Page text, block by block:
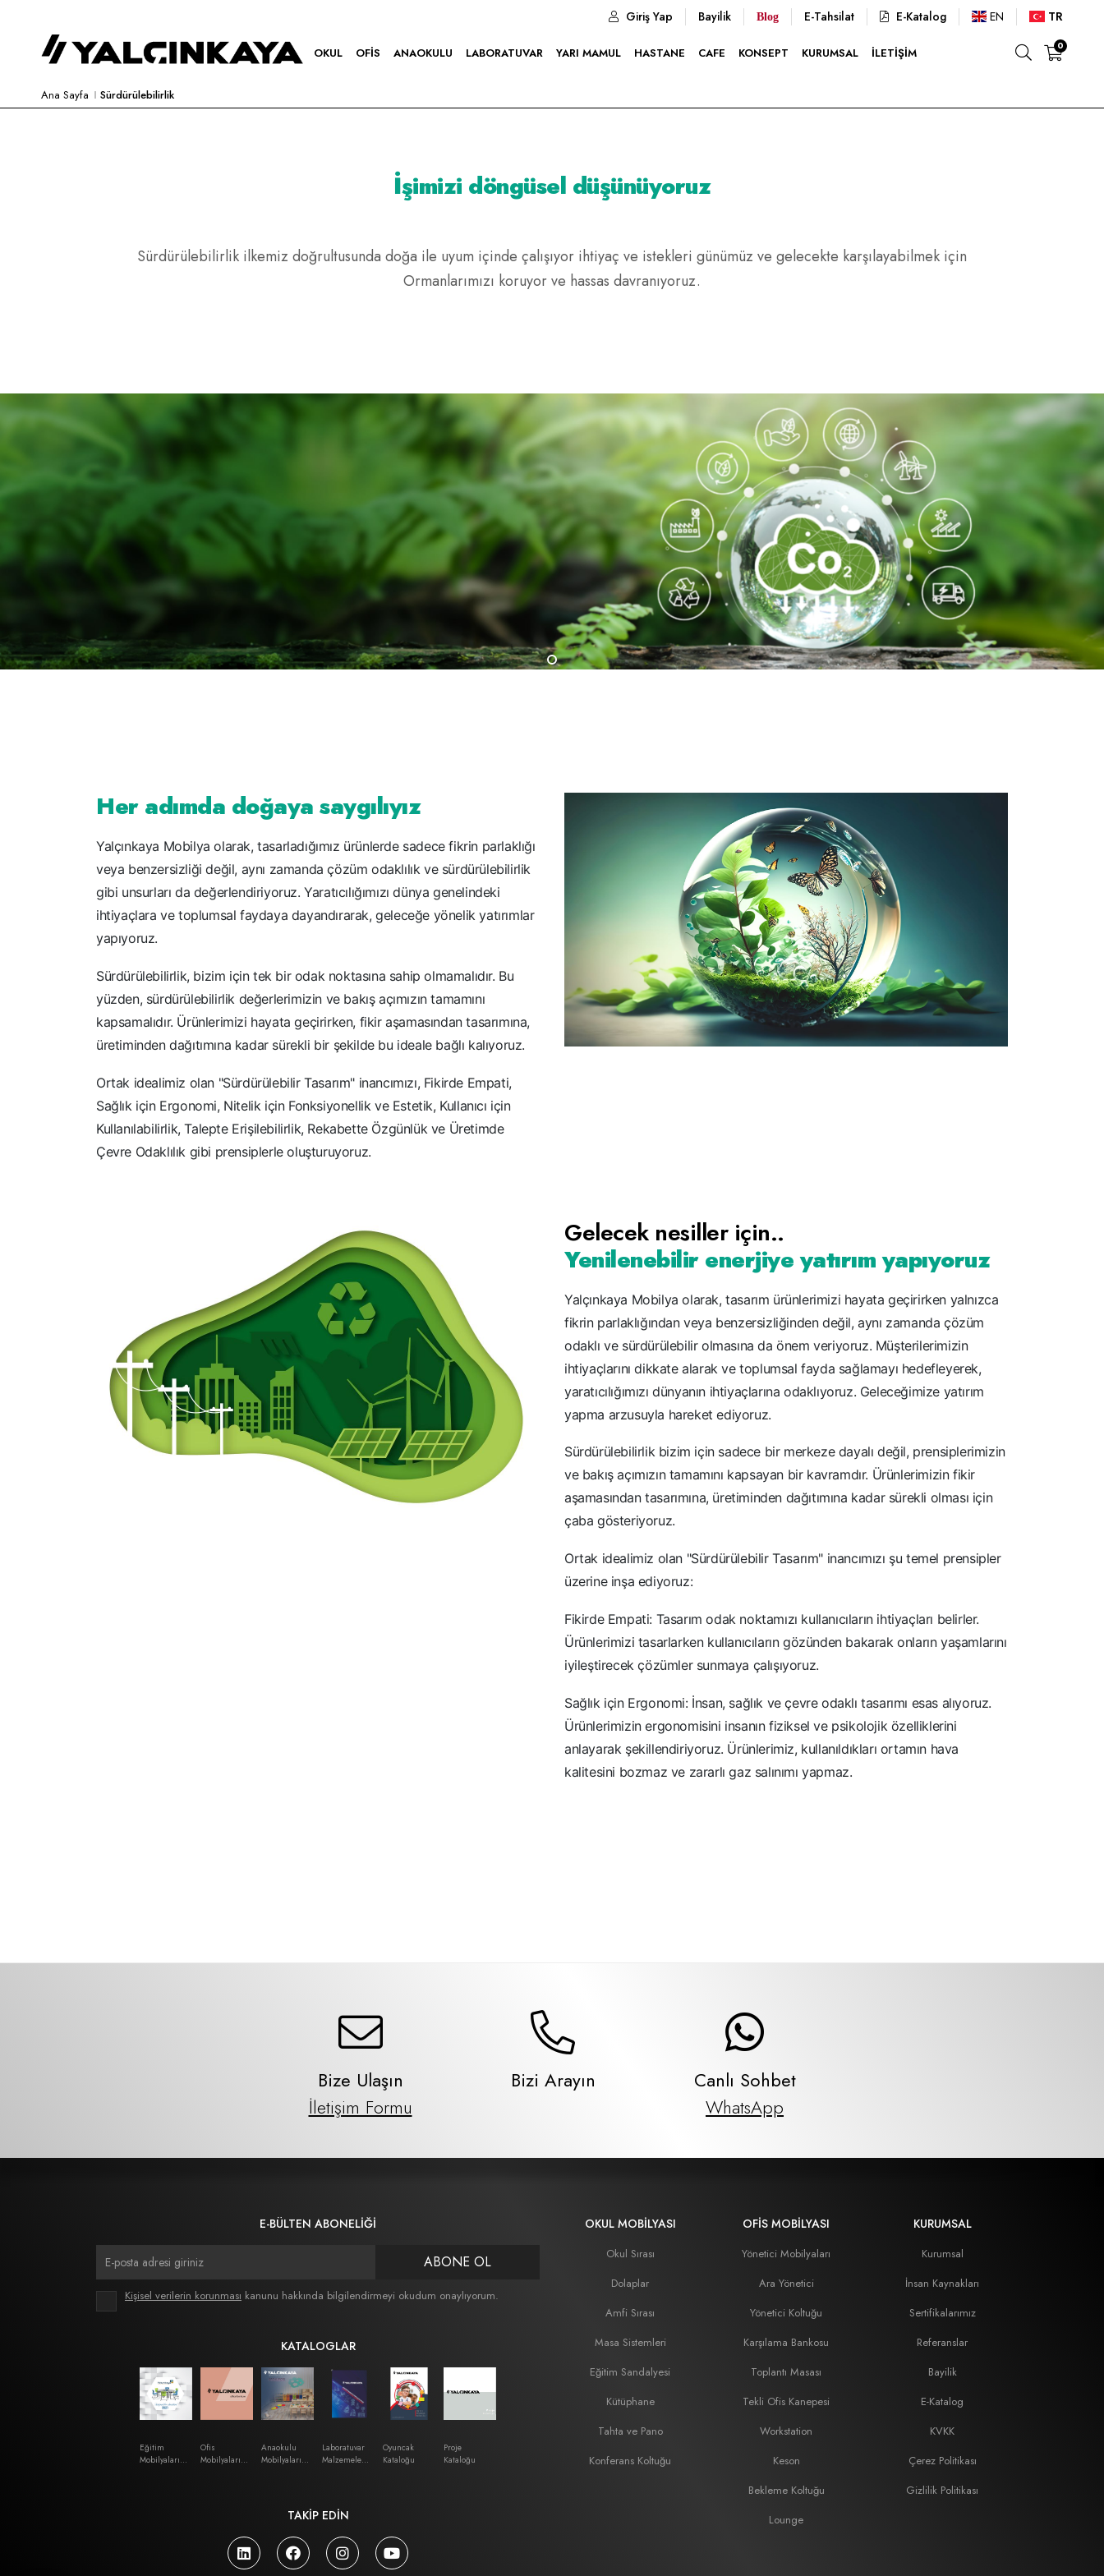
Giriş Yap Bayilik Blog E-Tahsilat E-Katalog EN TR
OKUL OFIS ANAOKULU LABORATUVAR YARI MAMUL HASTANE CAFE KONSEPT KURUMSAL İLETIŞIM 0
Ana Sayfa Sürdürülebilirlik
İşimizi döngüsel düşünüyoruz
Sürdürülebilirlik ilkemiz doğrultusunda doğa ile uyum içinde çalışıyor ihtiyaç ve istekleri günümüz ve gelecekte karşılayabilmek için
Ormanlarımızı koruyor ve hassas davranıyoruz.
Her adımda doğaya saygılıyız
Yalçınkaya Mobilya olarak, tasarladığımız ürünlerde sadece fikrin parlaklığı
veya benzersizliği değil, aynı zamanda çözüm odaklılık ve sürdürülebilirlik
gibi unsurları da değerlendiriyoruz. Yaratıcılığımızı dünya genelindeki
ihtiyaçlara ve toplumsal faydaya dayandırarak, geleceğe yönelik yatırımlar
yapıyoruz.
Sürdürülebilirlik, bizim için tek bir odak noktasına sahip olmamalıdır. Bu
yüzden, sürdürülebilirlik değerlerimizin ve bakış açımızın tamamını
kapsamalıdır. Ürünlerimizi hayata geçirirken, fikir aşamasından tasarımına,
üretiminden dağıtımına kadar sürekli bir şekilde bu ideale bağlı kalıyoruz.
Ortak idealimiz olan "Sürdürülebilir Tasarım" inancımızı, Fikirde Empati,
Sağlık için Ergonomi, Nitelik için Fonksiyonellik ve Estetik, Kullanıcı için
Kullanılabilirlik, Talepte Erişilebilirlik, Rekabette Özgünlük ve Üretimde
Çevre Odaklılık gibi prensiplerle oluşturuyoruz.
Gelecek nesiller için..
Yenilenebilir enerjiye yatırım yapıyoruz
Yalçınkaya Mobilya olarak, tasarım ürünlerimizi hayata geçirirken yalnızca
fikrin parlaklığından veya benzersizliğinden değil, aynı zamanda çözüm
odaklı ve sürdürülebilir olmasına da önem veriyoruz. Müşterilerimizin
ihtiyaçlarını dikkate alarak ve toplumsal fayda sağlamayı hedefleyerek,
yaratıcılığımızı dünyanın ihtiyaçlarına odaklıyoruz. Geleceğimize yatırım
yapma arzusuyla hareket ediyoruz.
Sürdürülebilirlik bizim için sadece bir merkeze dayalı değil, prensiplerimizin
ve bakış açımızın tamamını kapsayan bir kavramdır. Ürünlerimizin fikir
aşamasından tasarımına, üretiminden dağıtımına kadar sürekli olması için
çaba gösteriyoruz.
Ortak idealimiz olan "Sürdürülebilir Tasarım" inancımızı şu temel prensipler
üzerine inşa ediyoruz:
Fikirde Empati: Tasarım odak noktamızı kullanıcıların ihtiyaçları belirler.
Ürünlerimizi tasarlarken kullanıcıların gözünden bakarak onların yaşamlarını
iyileştirecek çözümler sunmaya çalışıyoruz.
Sağlık için Ergonomi: İnsan, sağlık ve çevre odaklı tasarımı esas alıyoruz.
Ürünlerimizin ergonomisini insanın fiziksel ve psikolojik özelliklerini
anlayarak şekillendiriyoruz. Ürünlerimiz, kullanıldıkları ortamın hava
kalitesini bozmaz ve zararlı gaz salınımı yapmaz.
Bize Ulaşın
İletişim Formu
Bizi Arayın
Canlı Sohbet
WhatsApp
E-BÜLTEN ABONELİĞİ
ABONE OL
Kişisel verilerin korunması kanunu hakkında bilgilendirmeyi okudum onaylıyorum.
KATALOGLAR
Eğitim
Mobilyaları
Ofis
Mobilyaları
Anaokulu
Mobilyaları
Laboratuvar
Malzemeleri
Oyuncak
Kataloğu
Proje
Kataloğu
TAKİP EDİN
OKUL MOBILYASI
Okul Sırası
Dolaplar
Amfi Sırası
Masa Sistemleri
Eğitim Sandalyesi
Kütüphane
Tahta ve Pano
Konferans Koltuğu
OFIS MOBILYASI
Yönetici Mobilyaları
Ara Yönetici
Yönetici Koltuğu
Karşılama Bankosu
Toplantı Masası
Tekli Ofis Kanepesi
Workstation
Keson
Bekleme Koltuğu
Lounge
KURUMSAL
Kurumsal
İnsan Kaynakları
Sertifikalarımız
Referanslar
Bayilik
E-Katalog
KVKK
Çerez Politikası
Gizlilik Politikası